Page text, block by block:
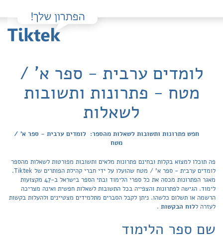
לומדים ערבית - ספר א' /
מטח - פתרונות ותשובות
לשאלות
חפש פתרונות ותשובות לשאלות מהספר: לומדים ערבית - ספר א' /
מטח
פה תוכלו למצוא בקלות ובחינם פתרונות מלאים ותשובות מפורטות לשאלות מהספר
לומדים ערבית - ספר א' / מטח שהועלו על ידי חברי קהילת הפותרים של Tiktek.
מאגר הפתרונות מכסה את כל ספרי הלימוד ובתי הספר בישראל ב-47 מקצועות
לימוד. הגישה לפתרונות והצפייה בכל התשובות לשאלות חפשית ואינה מצריכה
הרשמה או תשלום כלשהו. ניתן לקבל הסברים מתלמידים מצטיינים ולהעלות בקשות
לעזרה ללוח הבקשות .
שם ספר הלימוד